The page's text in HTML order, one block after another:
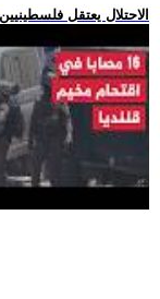
.. الاحتلال يعتقل